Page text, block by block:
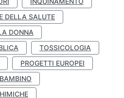
DELLA SALUTE
DONNA
TOSSICOLOGIA
PROGETTI EUROPEI